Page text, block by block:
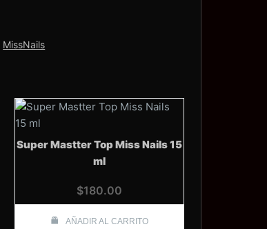
MissNails
Super Mastter Top Miss Nails 15
ml
$180.00
AÑADIR AL CARRITO